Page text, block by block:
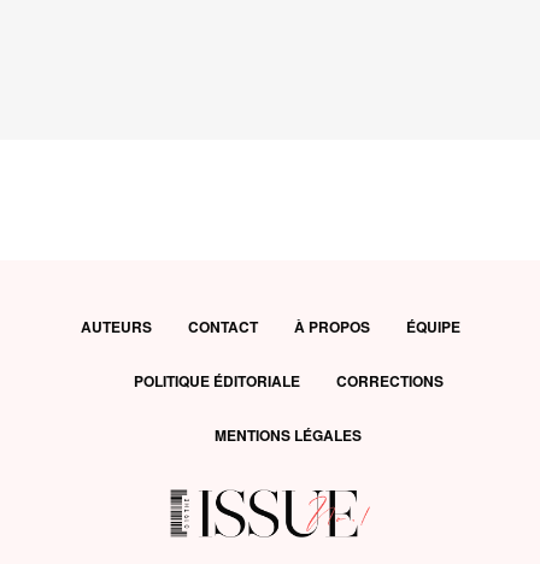
AUTEURS CONTACT À PROPOS ÉQUIPE
POLITIQUE ÉDITORIALE CORRECTIONS
MENTIONS LÉGALES